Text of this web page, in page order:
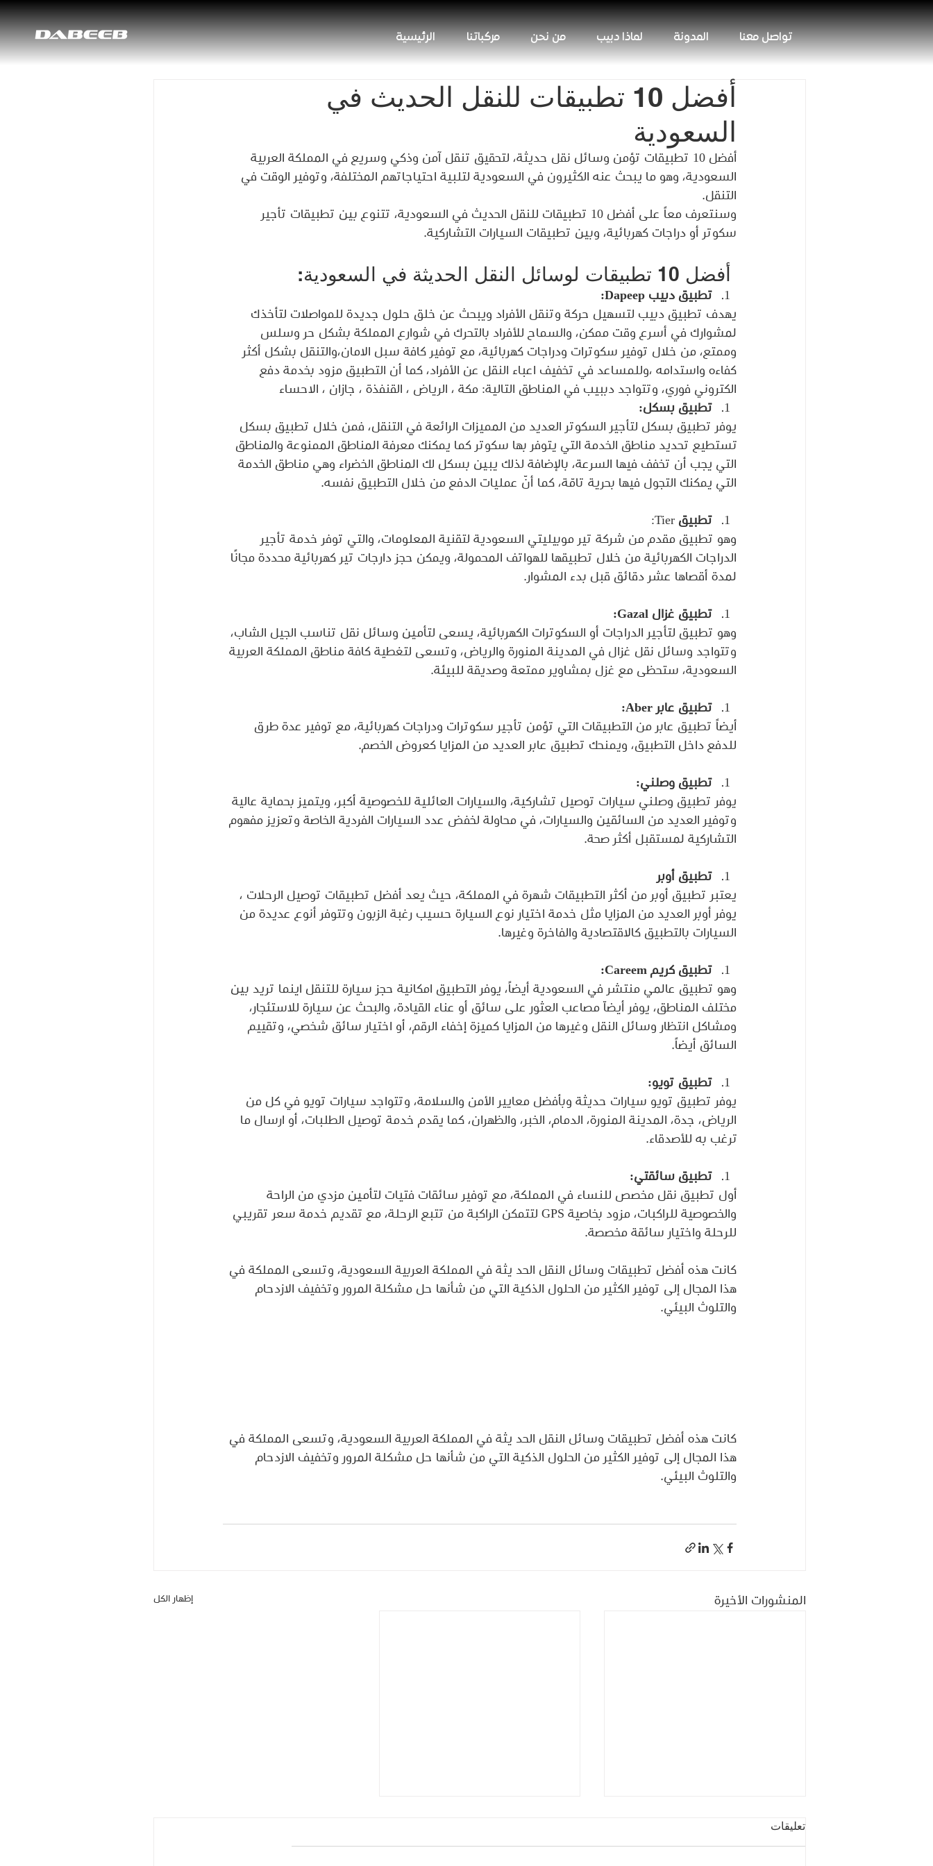
الرئيسية مركباتنا من نحن لماذا دبيب المدونة تواصل معنا
أفضل 10 تطبيقات للنقل الحديث في
السعودية
أفضل 10 تطبيقات تؤمن وسائل نقل حديثة، لتحقيق تنقل آمن وذكي وسريع في المملكة العربية
السعودية، وهو ما يبحث عنه الكثيرون في السعودية لتلبية احتياجاتهم المختلفة، وتوفير الوقت في
التنقل.
وسنتعرف معاً على أفضل 10 تطبيقات للنقل الحديث في السعودية، تتنوع بين تطبيقات تأجير
سكوتر أو دراجات كهربائية، وبين تطبيقات السيارات التشاركية.
تطبيق دبيب Dapeep:
يهدف تطبيق دبيب لتسهيل حركة وتنقل الأفراد ويبحث عن خلق حلول جديدة للمواصلات لتأخذك
لمشوارك في أسرع وقت ممكن، والسماح للأفراد بالتحرك في شوارع المملكة بشكل حر وسلس
وممتع، من خلال توفير سكوترات ودراجات كهربائية، مع توفير كافة سبل الامان،والتنقل بشكل أكثر
كفاءه واستدامه ،وللمساعد في تخفيف اعباء النقل عن الأفراد، كما أن التطبيق مزود بخدمة دفع
الكتروني فوري، وتتواجد دببيب في المناطق التالية: مكة ، الرياض ، القنفذة ، جازان ، الاحساء
تطبيق بسكل:
يوفر تطبيق بسكل لتأجير السكوتر العديد من المميزات الرائعة في التنقل، فمن خلال تطبيق بسكل
تستطيع تحديد مناطق الخدمة التي يتوفر بها سكوتر كما يمكنك معرفة المناطق الممنوعة والمناطق
التي يجب أن تخفف فيها السرعة، بالإضافة لذلك يبين بسكل لك المناطق الخضراء وهي مناطق الخدمة
التي يمكنك التجول فيها بحرية تامّة، كما أنّ عمليات الدفع من خلال التطبيق نفسه.
تطبيق
وهو تطبيق مقدم من شركة تير موبيليتي السعودية لتقنية المعلومات، والتي توفر خدمة تأجير
الدراجات الكهربائية من خلال تطبيقها للهواتف المحمولة، ويمكن حجز دارجات تير كهربائية محددة مجانًا
لمدة أقصاها عشر دقائق قبل بدء المشوار.
تطبيق غزال Gazal:
وهو تطبيق لتأجير الدراجات أو السكوترات الكهربائية، يسعى لتأمين وسائل نقل تناسب الجيل الشاب،
وتتواجد وسائل نقل غزال في المدينة المنورة والرياض، وتسعى لتغطية كافة مناطق المملكة العربية
السعودية، ستحظى مع غزل بمشاوير ممتعة وصديقة للبيئة.
تطبيق عابر Aber:
أيضاً تطبيق عابر من التطبيقات التي تؤمن تأجير سكوترات ودراجات كهربائية، مع توفير عدة طرق
للدفع داخل التطبيق، ويمنحك تطبيق عابر العديد من المزايا كعروض الخصم.
تطبيق وصلني:
يوفر تطبيق وصلني سيارات توصيل تشاركية، والسيارات العائلية للخصوصية أكبر، ويتميز بحماية عالية
وتوفير العديد من السائقين والسيارات، في محاولة لخفض عدد السيارات الفردية الخاصة وتعزيز مفهوم
التشاركية لمستقبل أكثر صحة.
تطبيق أوبر
يعتبر تطبيق أوبر من أكثر التطبيقات شهرة في المملكة، حيث يعد أفضل تطبيقات توصيل الرحلات ،
يوفر أوبر العديد من المزايا مثل خدمة اختيار نوع السيارة حسيب رغبة الزبون وتتوفر أنوع عديدة من
السيارات بالتطبيق كالاقتصادية والفاخرة وغيرها.
تطبيق كريم Careem:
وهو تطبيق عالمي منتشر في السعودية أيضاً، يوفر التطبيق امكانية حجز سيارة للتنقل اينما تريد بين
مختلف المناطق، يوفر أيضاّ مصاعب العثور على سائق أو عناء القيادة، والبحث عن سيارة للاستئجار،
ومشاكل انتظار وسائل النقل وغيرها من المزايا كميزة إخفاء الرقم، أو اختيار سائق شخصي، وتقييم
السائق أيضاً.
تطبيق تويو:
يوفر تطبيق تويو سيارات حديثة وبأفضل معايير الأمن والسلامة، وتتواجد سيارات تويو في كل من
الرياض، جدة، المدينة المنورة، الدمام، الخبر، والظهران، كما يقدم خدمة توصيل الطلبات، أو ارسال ما
ترغب به للأصدقاء.
تطبيق سائقتي:
أول تطبيق نقل مخصص للنساء في المملكة، مع توفير سائقات فتيات لتأمين مزدي من الراحة
والخصوصية للراكبات، مزود بخاصية GPS لتتمكن الراكبة من تتبع الرحلة، مع تقديم خدمة سعر تقريبي
للرحلة واختيار سائقة مخصصة.
كانت هذه أفضل تطبيقات وسائل النقل الحد يثة في المملكة العربية السعودية، وتسعى المملكة في
هذا المجال إلى توفير الكثير من الحلول الذكية التي من شأنها حل مشكلة المرور وتخفيف الازدحام
والتلوث البيئي.
كانت هذه أفضل تطبيقات وسائل النقل الحد يثة في المملكة العربية السعودية، وتسعى المملكة في
هذا المجال إلى توفير الكثير من الحلول الذكية التي من شأنها حل مشكلة المرور وتخفيف الازدحام
والتلوث البيئي.
المنشورات الأخيرة إظهار الكل
تعليقات